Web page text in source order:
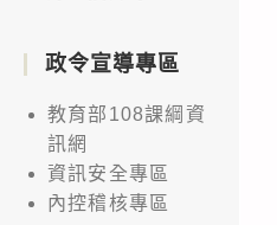
政令宣導專區
教育部108課綱資
訊網
資訊安全專區
內控稽核專區